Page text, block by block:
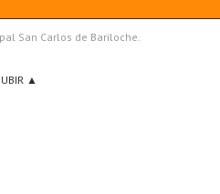
San Carlos de Bariloche.
▲